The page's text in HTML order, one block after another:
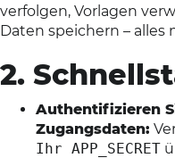
verfolgen, Vorlagen
Daten speichern – alles
2.
Authentifizieren
Zugangsdaten:
Ihr APP_SECRET